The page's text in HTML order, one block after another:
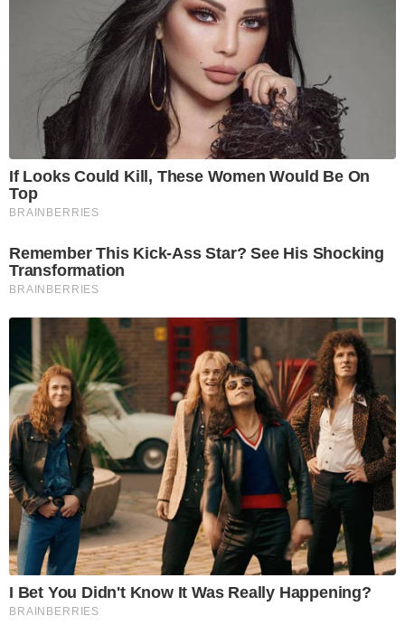
If Looks Could Kill, These Women Would Be On
Top
BRAINBERRIES
Remember This Kick-Ass Star? See His Shocking
Transformation
BRAINBERRIES
I Bet You Didn't Know It Was Really Happening?
BRAINBERRIES